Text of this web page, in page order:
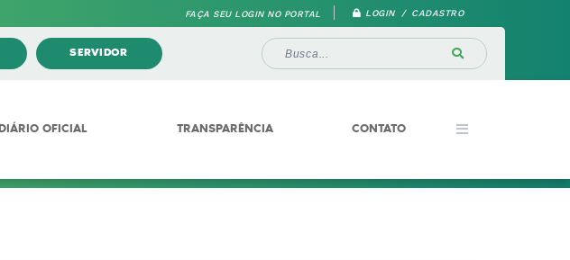
FAÇA SEU LOGIN NO PORTAL LOGIN / CADASTRO
SERVIDOR
DIÁRIO OFICIAL TRANSPARÊNCIA CONTATO